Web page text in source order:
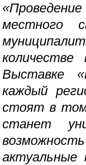
местного
Выставке
каждый
стоят в
станет